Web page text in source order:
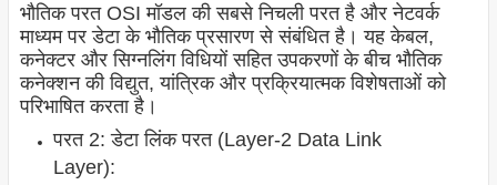
भौतिक परत OSI मॉडल की सबसे निचली परत है और नेटवर्क
माध्यम पर डेटा के भौतिक प्रसारण से संबंधित है। यह केबल,
कनेक्टर और सिग्नलिंग विधियों सहित उपकरणों के बीच भौतिक
कनेक्शन की विद्युत, यांत्रिक और प्रक्रियात्मक विशेषताओं को
परिभाषित करता है।
परत 2: डेटा लिंक परत (Layer-2 Data Link
Layer):